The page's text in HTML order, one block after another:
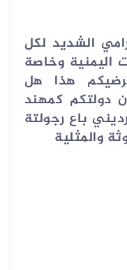
الشديد لكل
اليمنية وخاصة
هذا هل
دولتكم كمهند
باع رجولتة
والمثلية